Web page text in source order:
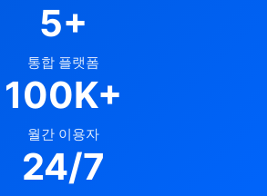
5+
통합 플랫폼
100K+
월간 이용자
24/7